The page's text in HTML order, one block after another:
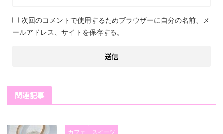
次回のコメントで使用するためブラウザーに自分の名前、メ
ールアドレス、サイトを保存する。
関連記事
カフェ スイーツ